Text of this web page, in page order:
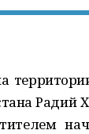
Радий